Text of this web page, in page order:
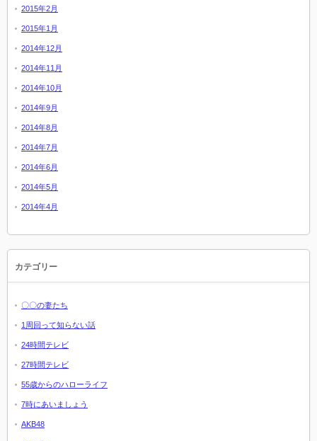
2015年2月
2015年1月
2014年12月
2014年11月
2014年10月
2014年9月
2014年8月
2014年7月
2014年6月
2014年5月
2014年4月
カテゴリー
〇〇の妻たち
1周回って知らない話
24時間テレビ
27時間テレビ
55歳からのハローライフ
7時にあいましょう
AKB48